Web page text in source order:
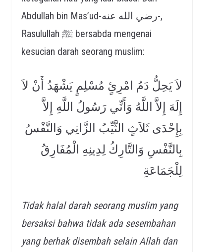
Abdullah bin Mas’ud-رضي الله عنه-,
Rasulullah ﷺ bersabda mengenai
kesucian darah seorang muslim:
لاَ يَحِلُّ دَمُ امْرِئٍ مُسْلِمٍ يَشْهَدُ أَنْ لاَ
إِلَهَ إِلاَّ اللَّهُ وَأَنِّي رَسُولُ اللَّهِ إِلاَّ
بِإِحْدَى ثَلاَثٍ الثَّيِّبُ الزَّانِي وَالنَّفْسُ
بِالنَّفْسِ وَالتَّارِكُ لِدِينِهِ الْمُفَارِقُ
لِلْجَمَاعَةِ
Tidak halal darah seorang muslim yang
bersaksi bahwa tidak ada sesembahan
yang berhak disembah selain Allah dan